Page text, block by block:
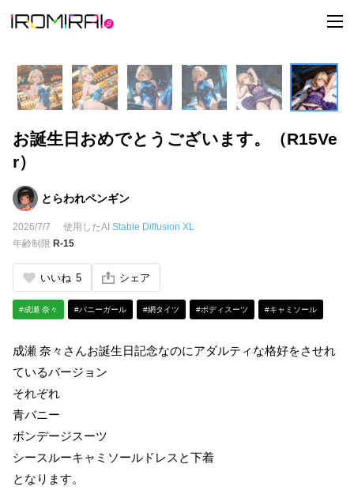
t
o
l
e
n
a
v
g
a
お誕生日おめでとうございます。（R15Ve
r）
とらわれペンギン
2026/7/7 使用したAI Stable Diffusion XL
年齢制限 R-15
いいね 5 シェア
#成瀬 奈々 #バニーガール #網タイツ #ボディスーツ #キャミソール
成瀬 奈々さんお誕生日記念なのにアダルティな格好をさせれ
ているバージョン
それぞれ
青バニー
ボンデージスーツ
シースルーキャミソールドレスと下着
となります。